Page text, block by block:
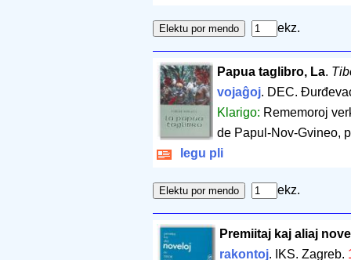
ekz.
Papua taglibro, La.
vojaĝoj. DEC.
Klarigo: Rememoroj
de Papul-Nov-Gvineo,
legu pli
ekz.
Premiitaj kaj aliaj
rakontoj. IKS. Zagreb.